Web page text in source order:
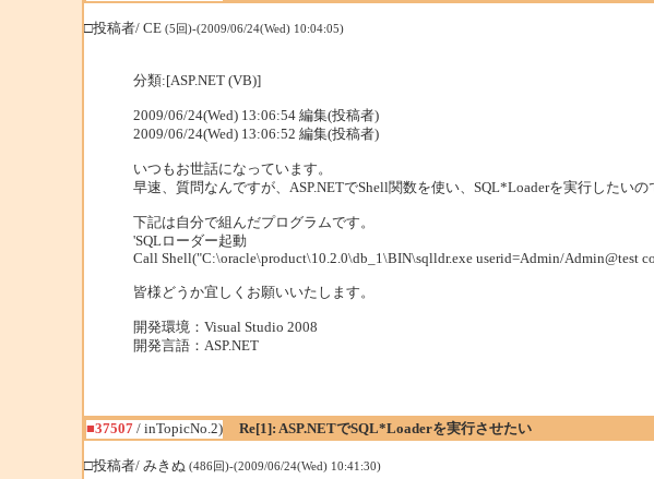
□投稿者/ CE (5回)-(2009/06/24(Wed) 10:04:05)
分類:[ASP.NET (VB)]
2009/06/24(Wed) 13:06:54 編集(投稿者)
2009/06/24(Wed) 13:06:52 編集(投稿者)
いつもお世話になっています。
早速、質問なんですが、ASP.NETでShell関数を使い、SQL*Loaderを実行したいの
下記は自分で組んだプログラムです。
'SQLローダー起動
Call Shell("C:\oracle\product\10.2.0\db_1\BIN\sqlldr.exe userid=Admin/Admin@test
皆様どうか宜しくお願いいたします。
開発環境：Visual Studio 2008
開発言語：ASP.NET
■37507/ inTopicNo.2)
Re[1]: ASP.NETでSQL*Loaderを実行させたい
□投稿者/ みきぬ (486回)-(2009/06/24(Wed) 10:41:30)